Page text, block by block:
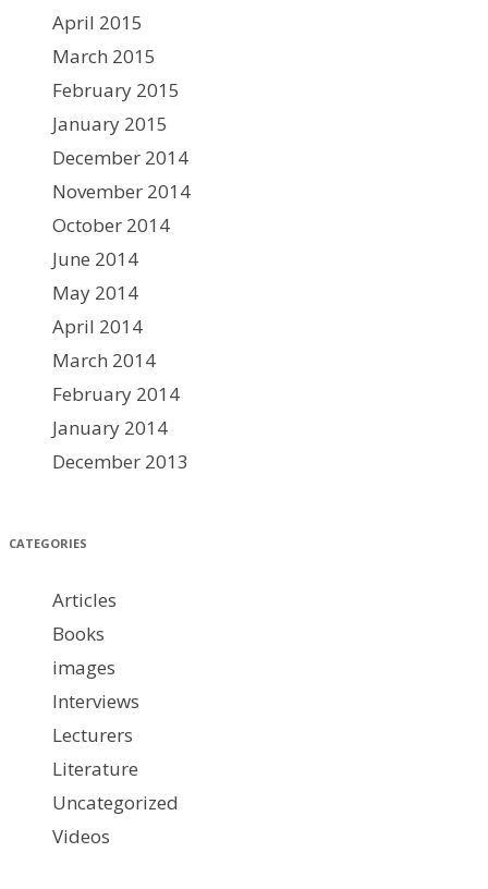
April 2015
March 2015
February 2015
January 2015
December 2014
November 2014
October 2014
June 2014
May 2014
April 2014
March 2014
February 2014
January 2014
December 2013
CATEGORIES
Articles
Books
images
Interviews
Lecturers
Literature
Uncategorized
Videos